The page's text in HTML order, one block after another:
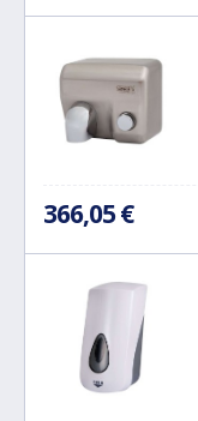
366,05 €